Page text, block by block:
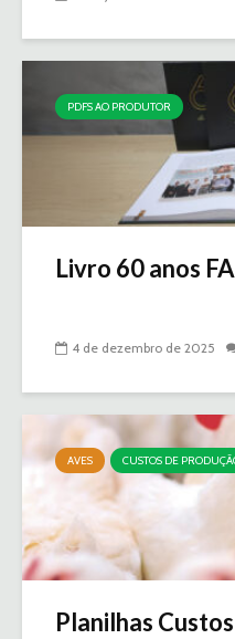
PDFS AO PRODUTOR
Livro 60 anos
4 de dezembro de 2025
AVES CUSTOS DE
Planilhas